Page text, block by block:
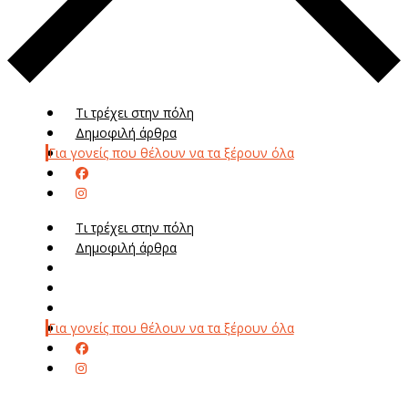
Τι τρέχει στην πόλη
Δημοφιλή άρθρα
Για γονείς που θέλουν να τα ξέρουν όλα
Τι τρέχει στην πόλη
Δημοφιλή άρθρα
Για γονείς που θέλουν να τα ξέρουν όλα